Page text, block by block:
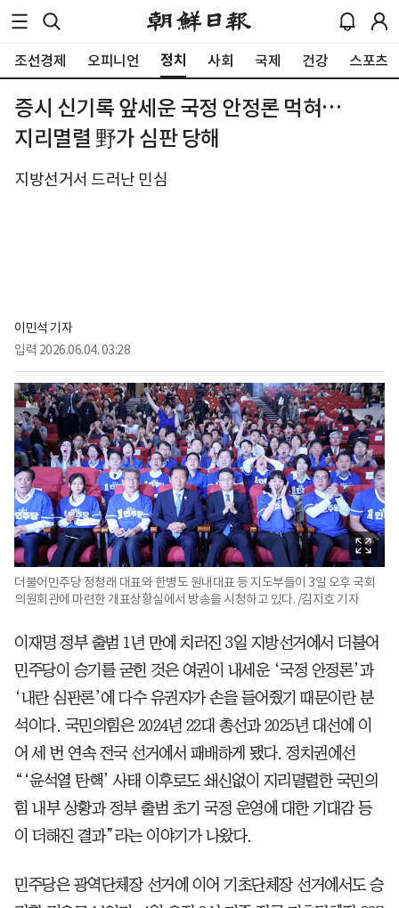
조선경제 오피니언 정치 사회 국제 건강 스포츠
증시 신기록 앞세운 국정 안정론 먹혀…
지리멸렬 野가 심판 당해
지방선거서 드러난 민심
이민석 기자
입력 2026.06.04. 03:28
더불어민주당 정청래 대표와 한병도 원내대표 등 지도부들이 3일 오후 국회
의원회관에 마련한 개표상황실에서 방송을 시청하고 있다. /김지호 기자
이재명 정부 출범 1년 만에 치러진 3일 지방선거에서 더불어
민주당이 승기를 굳힌 것은 여권이 내세운 ‘국정 안정론’과
‘내란 심판론’에 다수 유권자가 손을 들어줬기 때문이란 분
석이다. 국민의힘은 2024년 22대 총선과 2025년 대선에 이
어 세 번 연속 전국 선거에서 패배하게 됐다. 정치권에선
“‘윤석열 탄핵’ 사태 이후로도 쇄신없이 지리멸렬한 국민의
힘 내부 상황과 정부 출범 초기 국정 운영에 대한 기대감 등
이 더해진 결과”라는 이야기가 나왔다.
민주당은 광역단체장 선거에 이어 기초단체장 선거에서도 승